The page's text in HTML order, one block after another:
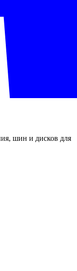
шин и дисков для